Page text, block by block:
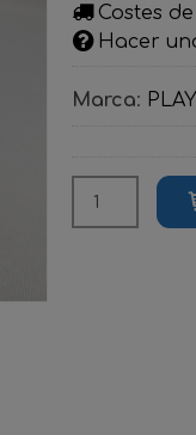
Costes
Hacer
Marca: